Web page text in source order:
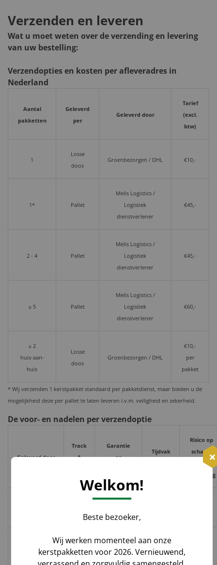
Verzenden en leveren
Wat u moet weten over de verzending en levering
van uw bestelling:
Verzendopties en kosten per afleveradres in
Nederland
Aantal
pakketten
Geleverd
per
Geleverd door
Tarief
(excl.
btw)
1
Losse
doos
Groenbezorgen / DHL €10,-
1* Pallet
Melis Logistics /
Logistiek
dienstverlener
€45,-
2 - 4 Pallet
Melis Logistics /
Logistiek
dienstverlener
€45,-
≥ 5 Pallet
Melis Logistics /
Logistiek
dienstverlener
€60,-
≥ 2
huis-aan-
huis
Losse
doos
Groenbezorgen / DHL
€10,-
per
pakket
* Wij verzenden 1 kerstpakket standaard per pakketdienst, maar bieden u de
mogelijkheid deze per pallet te laten leveren i.v.m. veiligheid en zekerheid.
De voor- en nadelen per verzendoptie
Geleverd door
Track
&
Garantie
op
Tijdvak
Risico op
schade,
verlies,
vermissing
Melis Logistics /
Logistiek
✅ ✅* ✅
Welkom!
Beste bezoeker,
Wij werken momenteel aan onze
kerstpakketten voor 2026. Vernieuwend,